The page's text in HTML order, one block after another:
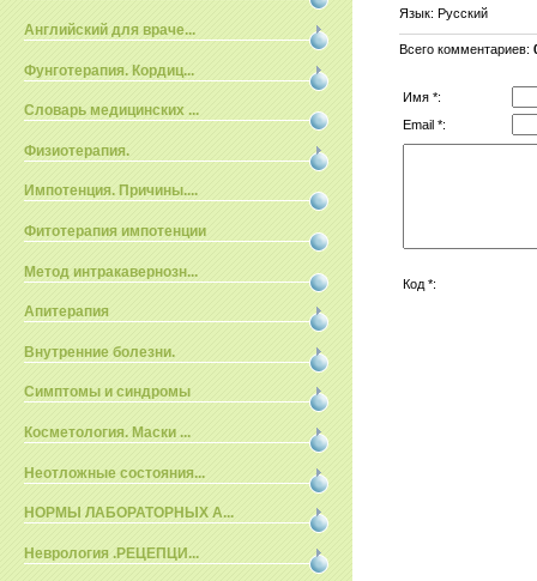
Английский для враче...
Фунготерапия. Кордиц...
Словарь медицинских ...
Физиотерапия.
Импотенция. Причины....
Фитотерапия импотенции
Метод интракавернозн...
Апитерапия
Внутренние болезни.
Симптомы и синдромы
Косметология. Маски ...
Неотложные состояния...
НОРМЫ ЛАБОРАТОРНЫХ А...
Неврология .РЕЦЕПЦИ...
Язык: Русский
Всего комментариев:
Имя *:
Email *:
Код *: